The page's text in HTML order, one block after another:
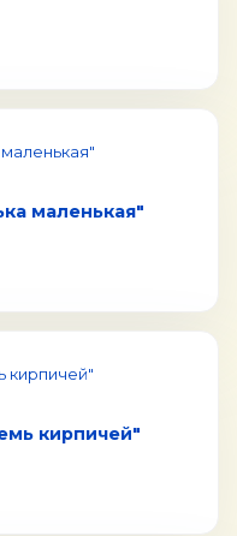
маленькая"
кирпичей"